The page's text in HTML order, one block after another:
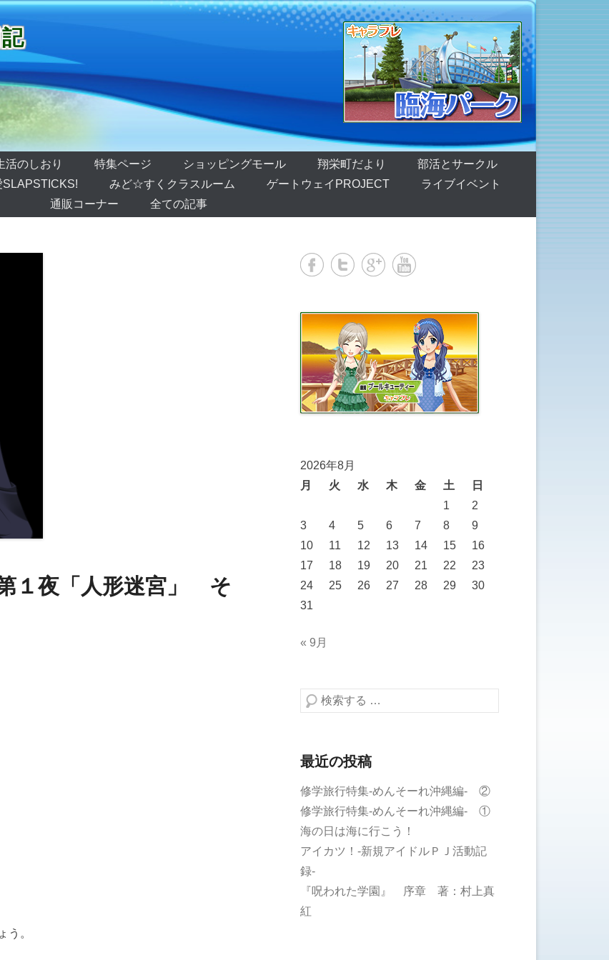
活のしおり 特集ページ ショッピングモール 翔栄町だより
部活とサークル
SLAPSTICKS! みど☆すくクラスルーム ゲートウェイPROJECT
ライブイベント
通販コーナー
全ての記事
１夜「人形迷宮」 そ
う。
2026年8月
月
火 水 木 金 土
日
1
2
3
4 5 6 7 8
9
10
11 12 13 14 15
16
17
18 19 20 21 22
23
24
25 26 27 28 29
30
31
« 9月
検索する
最近の投稿
修学旅行特集-めんそーれ沖縄編- ②
修学旅行特集-めんそーれ沖縄編- ①
海の日は海に行こう！
アイカツ！-新規アイドルＰＪ活動記
録-
『呪われた学園』 序章 著：村上真
紅